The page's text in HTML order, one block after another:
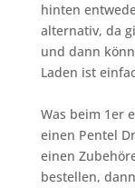
hinten
alternativ, da
und dann
Laden ist
Was beim 1er
einen Pentel
einen
bestellen,